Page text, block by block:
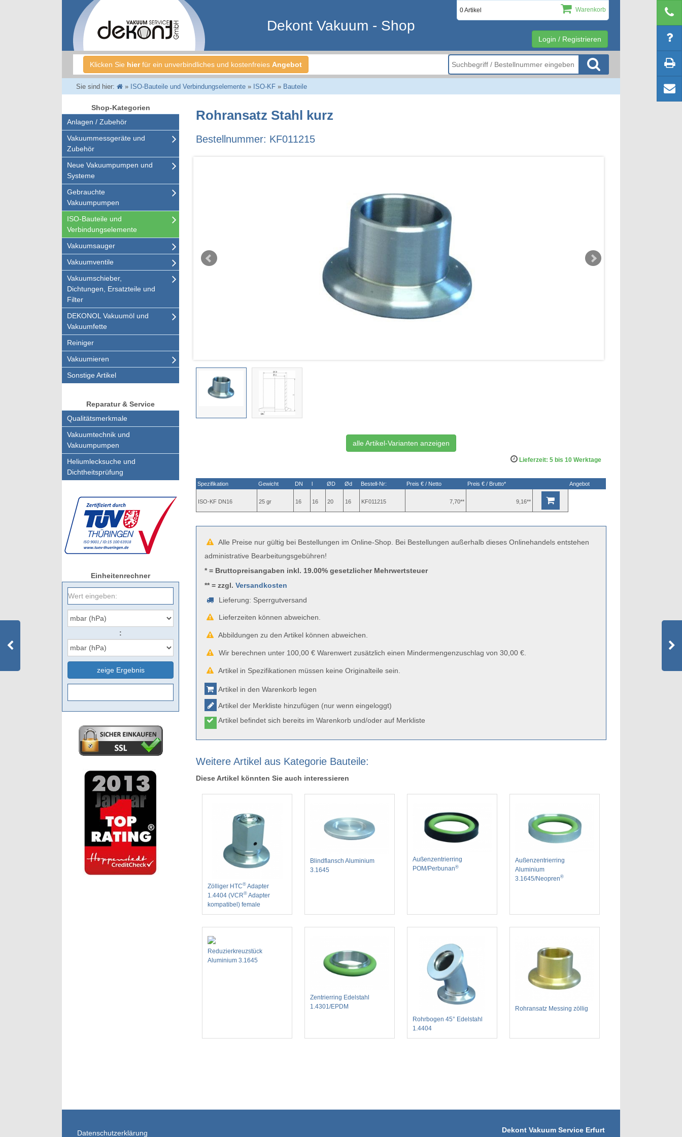
Login / Registrieren
0 Artikel Warenkorb
Dekont Vakuum - Shop
Klicken Sie hierfür ein unverbindliches und kostenfreies Angebot
Sie sind hier: » ISO-Bauteile und Verbindungselemente» ISO-KF» Bauteile
Shop-Kategorien
Anlagen / Zubehör
Vakuummessgeräte und
Zubehör
Neue Vakuumpumpen und
Systeme
Gebrauchte
Vakuumpumpen
ISO-Bauteile und
Verbindungselemente
Vakuumsauger
Vakuumventile
Vakuumschieber,
Dichtungen, Ersatzteile und
Filter
DEKONOL Vakuumöl und
Vakuumfette
Reiniger
Vakuumieren
Sonstige Artikel
Reparatur & Service
Qualitätsmerkmale
Vakuumtechnik und
Vakuumpumpen
Heliumlecksuche und
Dichtheitsprüfung
Einheitenrechner
:
zeige Ergebnis
Rohransatz Stahl kurz
Bestellnummer: KF011215
alle Artikel-Varianten anzeigen
Lieferzeit: 5 bis 10 Werktage
Spezifikation Gewicht DN ØD Ød Bestell-Nr: Preis € / Netto Preis € / Brutto* Angebot
ISO-KF DN16 25 gr 16 16 20 16 KF011215 7,70** 9,16**
Alle Preise nur gültig bei Bestellungen im Online-Shop. Bei Bestellungen außerhalb dieses Onlinehandels entstehen
administrative Bearbeitungsgebühren!
* = Bruttopreisangaben inkl. 19.00% gesetzlicher Mehrwertsteuer
** = zzgl.Versandkosten
Lieferung: Sperrgutversand
Lieferzeiten können abweichen.
Abbildungen zu den Artikel können abweichen.
Wir berechnen unter 100,00 € Warenwert zusätzlich einen Mindermengenzuschlag von 30,00 €.
Artikel in Spezifikationen müssen keine Originalteile sein.
Artikel in den Warenkorb legen
Artikel der Merkliste hinzufügen (nur wenn eingeloggt)
Artikel befindet sich bereits im Warenkorb und/oder auf Merkliste
Weitere Artikel aus Kategorie Bauteile:
Diese Artikel könnten Sie auch interessieren
Zölliger HTC® Adapter
1.4404 (VCR® Adapter
kompatibel) female
Blindflansch Aluminium
3.1645
Außenzentrierring
POM/Perbunan®
Außenzentrierring
Aluminium
3.1645/Neopren®
Reduzierkreuzstück
Aluminium 3.1645
Zentrierring Edelstahl
1.4301/EPDM
Rohrbogen 45° Edelstahl
1.4404
Rohransatz Messing zöllig
Datenschutzerklärung
Dekont Vakuum Service Erfurt